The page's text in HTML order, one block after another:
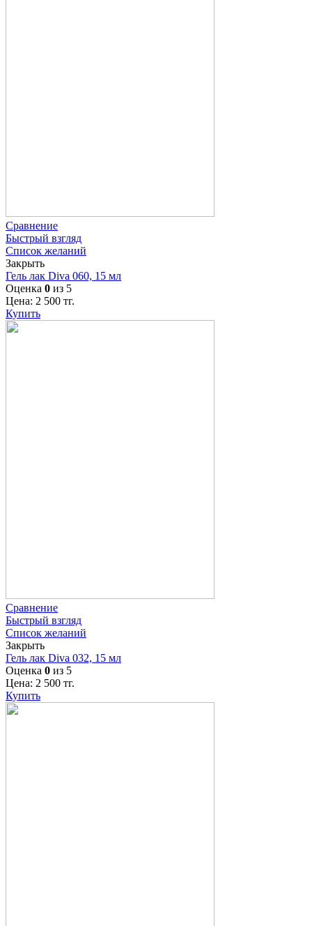
Сравнение
Быстрый взгляд
Список желаний
Закрыть
Гель лак Diva 060, 15 мл
Оценка 0 из 5
Цена: 2 500 тг.
Купить
Сравнение
Быстрый взгляд
Список желаний
Закрыть
Гель лак Diva 032, 15 мл
Оценка 0 из 5
Цена: 2 500 тг.
Купить